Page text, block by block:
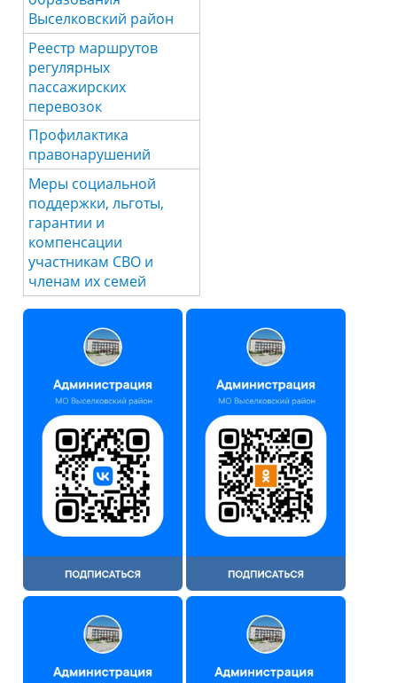
Выселковский район
Реестр маршрутов
регулярных
пассажирских
перевозок
Профилактика
правонарушений
Меры социальной
поддержки, льготы,
гарантии и
компенсации
участникам СВО и
членам их семей